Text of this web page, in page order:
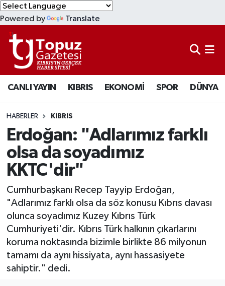
Powered by Translate
CANLI YAYIN KIBRIS EKONOMİ SPOR DÜNYA
HABERLER KIBRIS
Erdoğan: "Adlarımız farklı
olsa da soyadımız
KKTC'dir"
Cumhurbaşkanı Recep Tayyip Erdoğan,
"Adlarımız farklı olsa da söz konusu Kıbrıs davası
olunca soyadımız Kuzey Kıbrıs Türk
Cumhuriyeti'dir. Kıbrıs Türk halkının çıkarlarını
koruma noktasında bizimle birlikte 86 milyonun
tamamı da aynı hissiyata, aynı hassasiyete
sahiptir." dedi.
KIBRIS
DÜNYA
EKONOMİ
MAGAZİN
SAĞLIK
SPOR
TEKNOLOJİ
TÜRKİYE
Lefkoşa Nöbetçi Eczaneler
Lefkoşa Hava Durumu
Lefkoşa Trafik Yoğunluk Haritası
Süper Lig Puan Durumu ve Fikstür
Tüm Manşetler
Son Dakika Haberleri
Haber Arşivi